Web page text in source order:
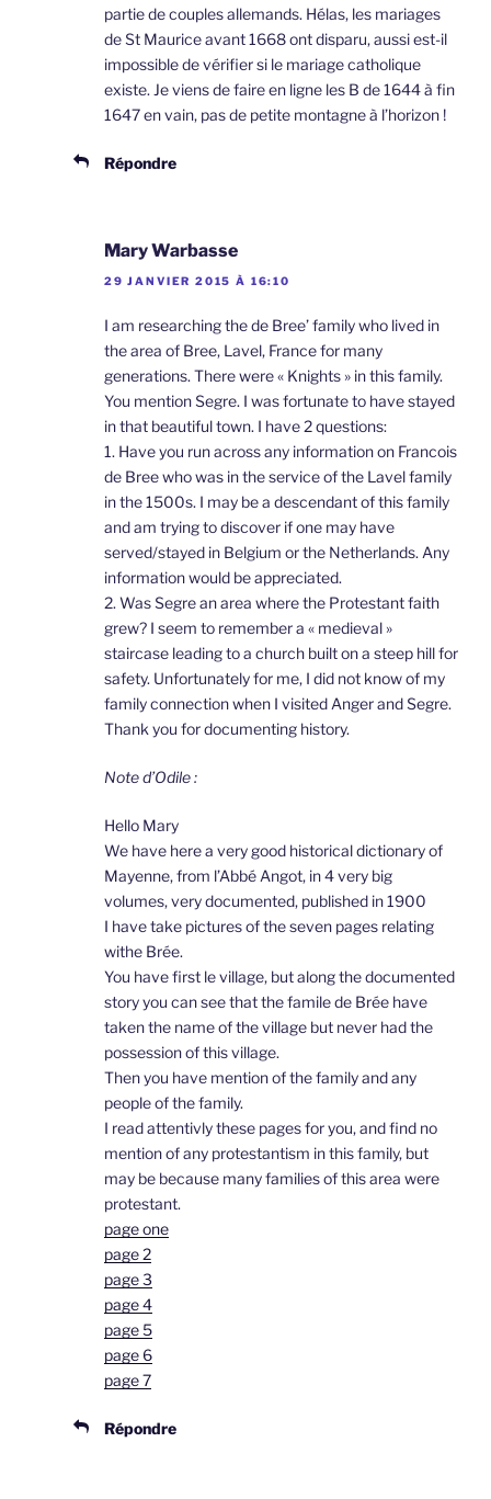
partie de couples allemands. Hélas, les mariages
de St Maurice avant 1668 ont disparu, aussi est-il
impossible de vérifier si le mariage catholique
existe. Je viens de faire en ligne les B de 1644 à fin
1647 en vain, pas de petite montagne à l’horizon !
Répondre
Mary Warbasse
29 JANVIER 2015 À 16:10
I am researching the de Bree’ family who lived in
the area of Bree, Lavel, France for many
generations. There were « Knights » in this family.
You mention Segre. I was fortunate to have stayed
in that beautiful town. I have 2 questions:
1. Have you run across any information on Francois
de Bree who was in the service of the Lavel family
in the 1500s. I may be a descendant of this family
and am trying to discover if one may have
served/stayed in Belgium or the Netherlands. Any
information would be appreciated.
2. Was Segre an area where the Protestant faith
grew? I seem to remember a « medieval »
staircase leading to a church built on a steep hill for
safety. Unfortunately for me, I did not know of my
family connection when I visited Anger and Segre.
Thank you for documenting history.
Note d’Odile :
Hello Mary
We have here a very good historical dictionary of
Mayenne, from l’Abbé Angot, in 4 very big
volumes, very documented, published in 1900
I have take pictures of the seven pages relating
withe Brée.
You have first le village, but along the documented
story you can see that the famile de Brée have
taken the name of the village but never had the
possession of this village.
Then you have mention of the family and any
people of the family.
I read attentivly these pages for you, and find no
mention of any protestantism in this family, but
may be because many families of this area were
protestant.
page one
page 2
page 3
page 4
page 5
page 6
page 7
Répondre